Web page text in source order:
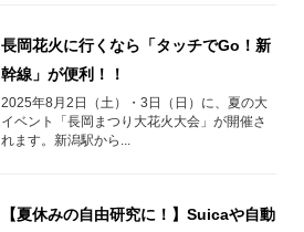
長岡花火に行くなら「タッチでGo！新
幹線」が便利！！
2025年8月2日（土）・3日（日）に、夏の大
イベント「長岡まつり大花火大会」が開催さ
れます。新潟駅から...
【夏休みの自由研究に！】Suicaや自動